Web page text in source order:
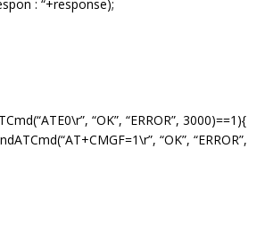
: “+response);
“OK”, “ERROR”, 3000)==1){
“OK”, “ERROR”,